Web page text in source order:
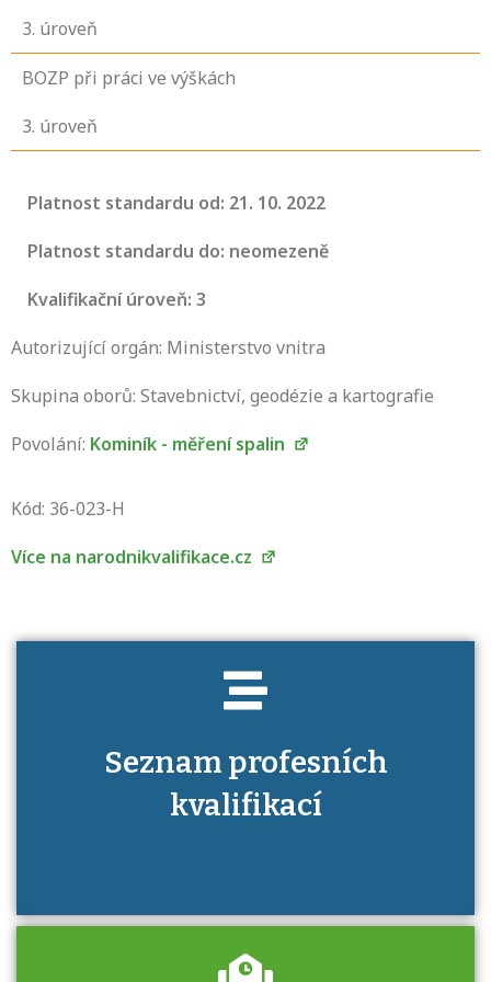
3. úroveň
BOZP při práci ve výškách
3. úroveň
Platnost standardu od: 21. 10. 2022
Platnost standardu do: neomezeně
Kvalifikační úroveň: 3
Autorizující orgán: Ministerstvo vnitra
Skupina oborů: Stavebnictví, geodézie a kartografie
Povolání: Kominík - měření spalin
Kód: 36-023-H
Více na narodnikvalifikace.cz
Seznam profesních
kvalifikací
Víte, jaké dovednosti musíte pro danou